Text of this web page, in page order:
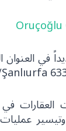
العقارات